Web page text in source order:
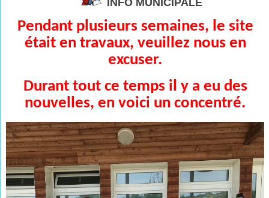
INFO MUNICIPALE
Pendant plusieurs semaines, le site
était en travaux, veuillez nous en
excuser.
Durant tout ce temps il y a eu des
nouvelles, en voici un concentré.